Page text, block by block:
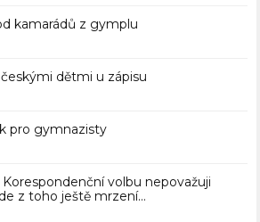
kamarádů z gymplu
dětmi u zápisu
pro gymnazisty
volbu nepovažuji
z toho ještě mrzení…